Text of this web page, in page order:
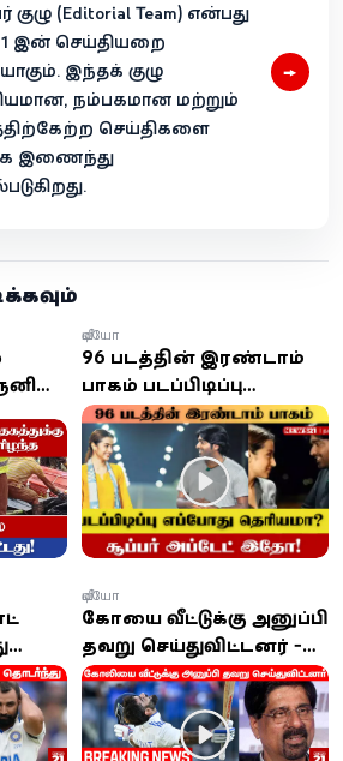
குழு (Editorial Team) என்பது
இன் செய்தியறை
இந்தக் குழு
நம்பகமான மற்றும்
செய்திகளை
இணைந்து
→
96 படத்தின் இரண்டாம்
பாகம் படப்பிடிப்பு
எப்போது தெரியுமா?
வீடியோ
கோலியை வீட்டுக்கு அனுப்பி
தவறு செய்துவிட்டனர் -
நான் இருந்திருந்தால்
அனுப்பியிருக்க
மாட்டேன்!
வீடியோ